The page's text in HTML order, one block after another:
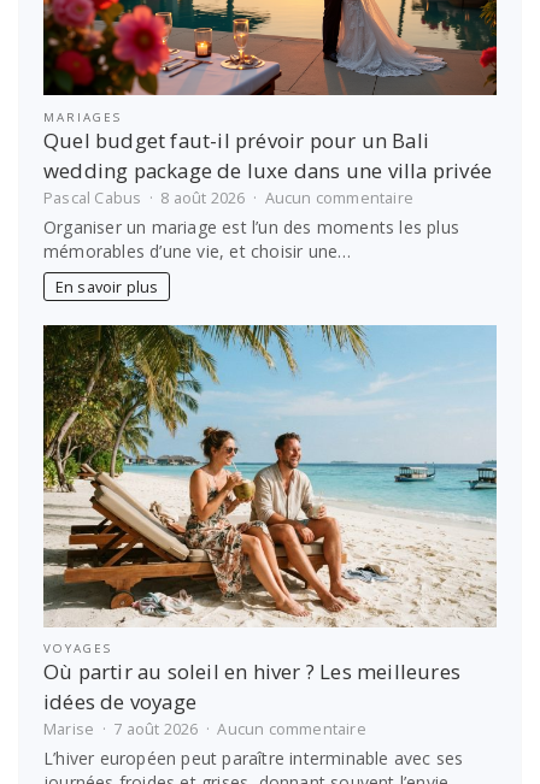
MARIAGES
Quel budget faut-il prévoir pour un Bali
wedding package de luxe dans une villa privée
Pascal Cabus 8 août 2026 Aucun commentaire
Quel
budget
dans
une
villa
privée
Organiser un mariage est l’un des moments les plus
mémorables d’une vie, et choisir une…
En savoir plus
VOYAGES
Où partir au soleil en hiver ? Les meilleures
idées de voyage
Marise 7 août 2026 Aucun commentairesur
Où
partir
L’hiver européen peut paraître interminable avec ses